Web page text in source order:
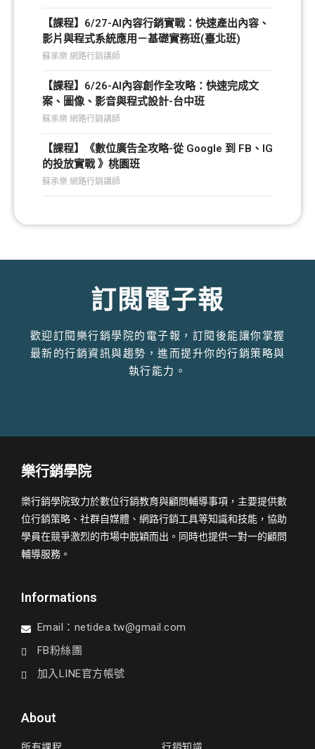
【課程】6/27-AI內容行銷實戰：快速產出內容、
影片與程式系統應用－基礎實務班(臺北班)
蘇承樂 網路行銷講師
【課程】6/26-AI內容創作全攻略：快速完成文
案、圖像、影音與程式設計-台中班
蘇承樂 網路行銷講師
【課程】《數位廣告全攻略-從 Google 到 FB、IG
的投放實戰 》桃園班
蘇承樂 網路行銷講師
訂閱電子報
歡迎訂閱樂行銷學院的電子報，訂閱後能讓你掌握
最新的行銷資訊與趨勢，進而提升你的行銷策略與
執行能力。
樂行銷學院
樂行銷學院致力於數位行銷教育與顧問輔導事項，主要提供數
位行銷策略、社群自媒體、網路行銷工具等知識和技能，協助
學員在競爭激烈的市場中脫穎而出。同時也提供一對一的顧問
輔導服務。
Informations
Email： netidea.tw@gmail.com
FB粉絲團
加入LINE官方帳號
About
所有課程 行銷知識